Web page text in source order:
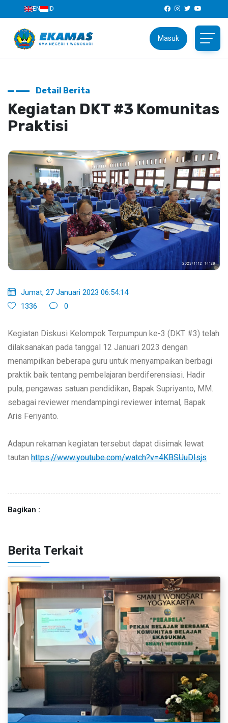
EN ID
Masuk
Detail Berita
Kegiatan DKT #3 Komunitas
Praktisi
Jumat, 27 Januari 2023 06:54:14
1336
0
Kegiatan Diskusi Kelompok Terpumpun ke-3 (DKT #3) telah
dilaksanakan pada tanggal 12 Januari 2023 dengan
menampilkan beberapa guru untuk menyampaikan berbagi
praktik baik tentang pembelajaran berdiferensiasi. Hadir
pula, pengawas satuan pendidikan, Bapak Supriyanto, MM.
sebagai reviewer mendampingi reviewer internal, Bapak
Aris Feriyanto.
Adapun rekaman kegiatan tersebut dapat disimak lewat
tautan https://www.youtube.com/watch?v=4KBSUuDIsjs
Bagikan :
Berita Terkait